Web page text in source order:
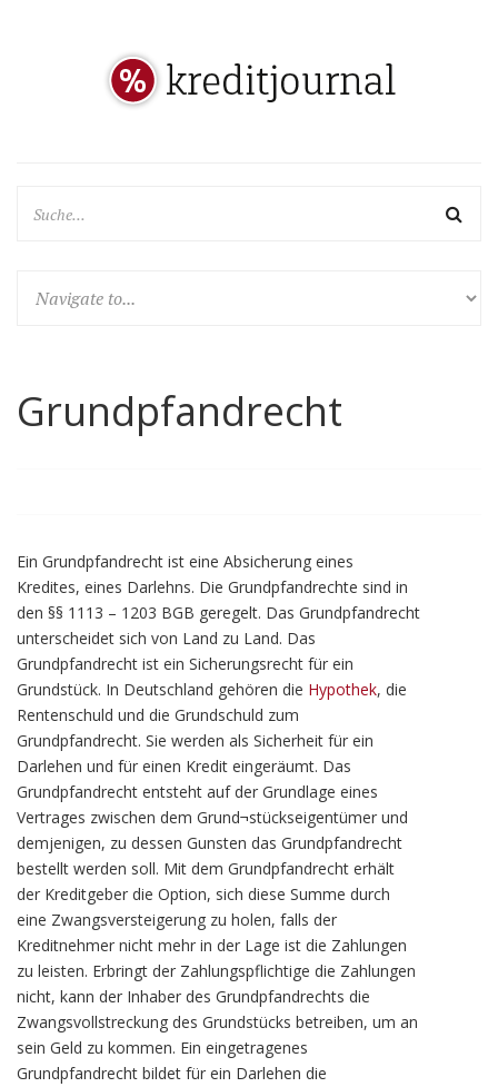
Grundpfandrecht
Ein Grundpfandrecht ist eine Absicherung eines
Kredites, eines Darlehns. Die Grundpfandrechte sind in
den §§ 1113 – 1203 BGB geregelt. Das Grundpfandrecht
unterscheidet sich von Land zu Land. Das
Grundpfandrecht ist ein Sicherungsrecht für ein
Grundstück. In Deutschland gehören die Hypothek, die
Rentenschuld und die Grundschuld zum
Grundpfandrecht. Sie werden als Sicherheit für ein
Darlehen und für einen Kredit eingeräumt. Das
Grundpfandrecht entsteht auf der Grundlage eines
Vertrages zwischen dem Grund¬stückseigentümer und
demjenigen, zu dessen Gunsten das Grundpfandrecht
bestellt werden soll. Mit dem Grundpfandrecht erhält
der Kreditgeber die Option, sich diese Summe durch
eine Zwangsversteigerung zu holen, falls der
Kreditnehmer nicht mehr in der Lage ist die Zahlungen
zu leisten. Erbringt der Zahlungspflichtige die Zahlungen
nicht, kann der Inhaber des Grundpfandrechts die
Zwangsvollstreckung des Grundstücks betreiben, um an
sein Geld zu kommen. Ein eingetragenes
Grundpfandrecht bildet für ein Darlehen die